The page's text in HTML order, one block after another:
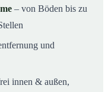
– von Böden bis zu
und
innen & außen,